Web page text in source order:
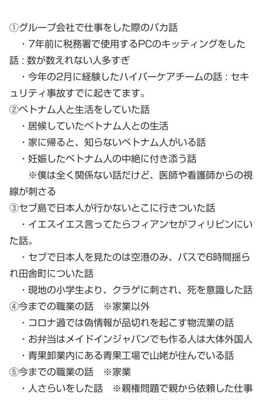
①グループ会社で仕事をした際のバカ話
・7年前に税務署で使用するPCのキッティングをした
話 : 数が数えれない人多すぎ
・今年の2月に経験したハイパーケアチームの話 : セキ
ュリティ事故すでに起きてます。
②ベトナム人と生活をしていた話
・居候していたベトナム人との生活
・家に帰ると、知らないベトナム人がいる話
・妊娠したベトナム人の中絶に付き添う話
※僕は全く関係ない話だけど、医師や看護師からの視
線が刺さる
③セブ島で日本人が行かないとこに行きついた話
・イエスイエス言ってたらフィアンセがフィリピンにい
た話。
・セブで日本人を見たのは空港のみ、バスで6時間揺ら
れ田舎町についた話
・現地の小学生より、クラゲに刺され、死を意識した話
④今までの職業の話 ※家業以外
・コロナ過では偽情報が品切れを起こす物流業の話
・お弁当はメイドインジャパンでも作る人は大体外国人
・青果卸業内にある青果工場で山姥が住んでいる話
⑤今までの職業の話 ※家業
・人さらいをした話 ※親権問題で親から依頼した仕事